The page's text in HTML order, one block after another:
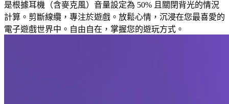
是根據耳機（含麥克風）音量設定為 50% 且關閉背光的情況
計算。剪斷線纜，專注於遊戲。放鬆心情，沉浸在您最喜愛的
電子遊戲世界中。自由自在，掌握您的遊玩方式。